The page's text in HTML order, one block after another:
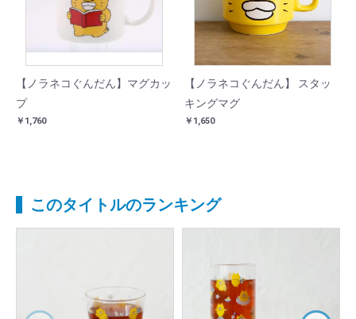
【ノラネコぐんだん】マグカッ
プ
￥1,760
【ノラネコぐんだん】 スタッ
キングマグ
￥1,650
このタイトルのランキング